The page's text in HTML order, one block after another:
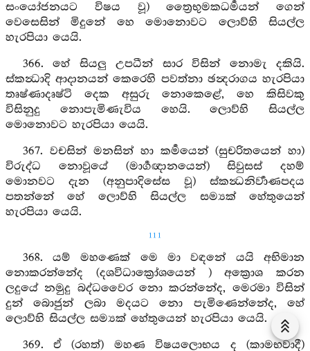
සංයෝජනයට විෂය වූ) ත්‍රෛභුමකධර්‍මයන් ගෙන්
වෙසෙසින් මිදුනේ හෙ මොනොවට ලොව්හි සියල්ල
හැරපියා යෙයි.
366. හේ සියලු උපධීන් සාර විසින් නොමැ දකියි.
ස්කන්‍ධාදි ආදානයන් කෙරෙහි පවත්නා ඡන්‍දරාගය හැරපියා
තෘෂ්ණාදෘෂ්ටි දෙක අසුරු නොකෙළේ, හෙ කිසිවකු
විසිනුදු නොපැමිණැවිය හෙයි. ලොව්හි සියල්ල
මොනොවට හැරපියා යෙයි.
367. වචසින් මනසින් හා කර්‍මයෙන් (සුචරිතයෙන් හා)
විරුද්ධ නොවූයේ (මාර්‍ගඥානයෙන්) සිවුසස් දහම්
මොනවට දැන (අනුපාදිසේස වූ) ස්කන්‍ධනිර්‍වාණපදය
පතන්නේ හේ ලොව්හි සියල්ල සම්‍යක් හේතුයෙන්
හැරපියා යෙයි.
111
368. යම් මහණෙක් මෙ මා වඳනේ යයි අභිමාන
නොකරන්නේද (දශවිධාක්‍රෝශයෙන් ) අක්‍රොශ කරන
ලදුයේ නමුදු බද්ධවෛර නො කරන්නේද, මෙරමා විසින්
දුන් බොජුන් ලබා මදයට නො පැමිණෙන්නේද, හේ
ලොව්හි සියල්ල සම්‍යක් හේතුයෙන් හැරපියා යෙයි.
369. ඒ (රහත්) මහණ විෂයලොභය ද (කාමභවාදී)